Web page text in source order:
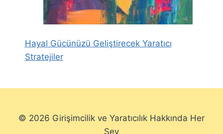
Hayal Gücünüzü Geliştirecek Yaratıcı
Stratejiler
© 2026 Girişimcilik ve Yaratıcılık Hakkında Her
Şey